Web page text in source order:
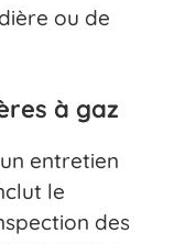
ou de
à gaz
entretien
le
des